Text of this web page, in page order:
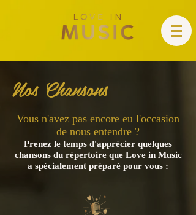
Nos Chansons
Vous n'avez pas encore eu l'occasion
de nous entendre ?
Prenez le temps d'apprécier quelques
chansons du répertoire que Love in Music
a spécialement préparé pour vous :